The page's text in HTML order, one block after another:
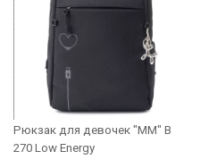
Рюкзак для девочек "MM" B
270 Low Energy